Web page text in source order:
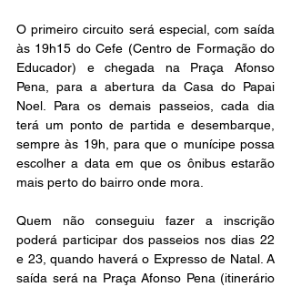
O primeiro circuito será especial, com saída
às 19h15 do Cefe (Centro de Formação do
Educador) e chegada na Praça Afonso
Pena, para a abertura da Casa do Papai
Noel. Para os demais passeios, cada dia
terá um ponto de partida e desembarque,
sempre às 19h, para que o munícipe possa
escolher a data em que os ônibus estarão
mais perto do bairro onde mora.
Quem não conseguiu fazer a inscrição
poderá participar dos passeios nos dias 22
e 23, quando haverá o Expresso de Natal. A
saída será na Praça Afonso Pena (itinerário